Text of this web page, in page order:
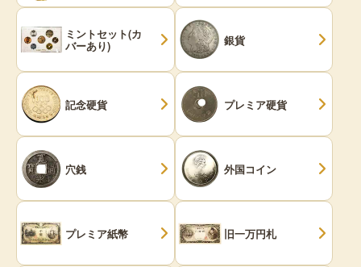
ミントセット(カ
バーあり) 銀貨
記念硬貨 プレミア硬貨
穴銭 外国コイン
プレミア紙幣 旧一万円札